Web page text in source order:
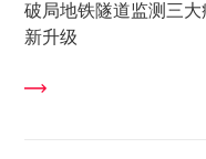
破局地铁隧道监测三
新升级